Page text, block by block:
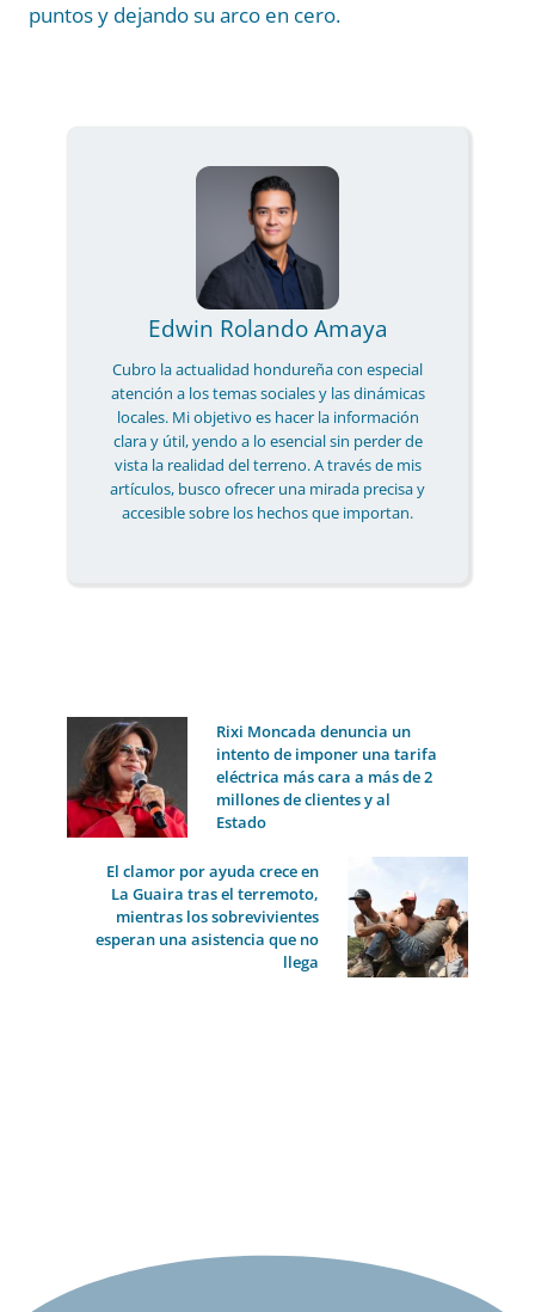
puntos y dejando su arco en cero.
Edwin Rolando Amaya
Cubro la actualidad hondureña con especial
atención a los temas sociales y las dinámicas
locales. Mi objetivo es hacer la información
clara y útil, yendo a lo esencial sin perder de
vista la realidad del terreno. A través de mis
artículos, busco ofrecer una mirada precisa y
accesible sobre los hechos que importan.
Rixi Moncada denuncia un
intento de imponer una tarifa
eléctrica más cara a más de 2
millones de clientes y al
Estado
El clamor por ayuda crece en
La Guaira tras el terremoto,
mientras los sobrevivientes
esperan una asistencia que no
llega